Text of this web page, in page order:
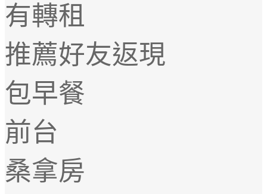
有轉租
推薦好友返現
包早餐
前台
桑拿房